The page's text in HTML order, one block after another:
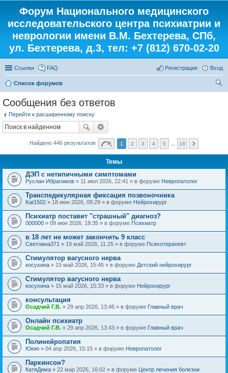
Форум Национального медицинского
исследовательского центра психиатрии и
неврологии имени В.М. Бехтерева, СПб,
ул. Бехтерева, д.3, тел: +7 (812) 670-02-20
Ссылки FAQ Вход
Регистрация
Список форумов
Сообщения без ответов
Перейти к расширенному поиску
Найдено 446 результатов 1 2 3 4 5 18
Темы
ДЭП с нетипичными симптомами
Руслан Ибрагимов » 11 июл 2026, 22:41 » в форуме Невропатолог
Транспедикулярная фиксация позвоночника
Kat1502 » 18 июн 2026, 09:29 » в форуме Нейрохирург
Психиатр поставит "страшный" диагноз?
000000 » 09 июн 2026, 18:35 » в форуме Психиатр
в 18 лет не может закончить 9 класс
Светлана371 » 19 май 2026, 11:25 » в форуме Психотерапевт
Стимулятор вагусного нерва
косухина » 15 май 2026, 15:45 » в форуме Детский нейрохирург
Стимулятор вагусного нерва
косухина » 15 май 2026, 15:33 » в форуме Нейрохирург
консультация
Осадчий Г.В. » 29 апр 2026, 13:46 » в форуме Главный врач
Онлайн психиатр
Осадчий Г.В. » 29 апр 2026, 13:43 » в форуме Главный врач
Полинейропатия
Ююю » 04 апр 2026, 15:15 » в форуме Невропатолог
Паркинсон?
КатяДима » 22 мар 2026, 16:02 » в форуме Центр лечения болезни